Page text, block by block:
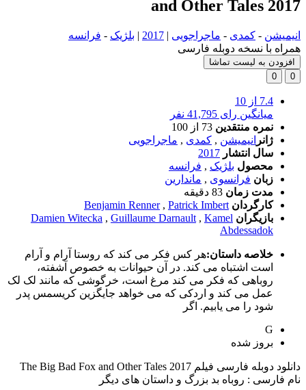
and Other Tales 2017
انیمیشن - کمدی - ماجراجویی |
2017
| بلژیک - فرانسه
همراه با نسخه دوبله فارسی
افزودن به لیست تماشا
0
0
7.4 از 10
میانگین رای 41,795 نفر
نمره منتقدین 73 از 100
ژانر انیمیشن , کمدی , ماجراجویی
سال انتشار 2017
محصول بلژیک , فرانسه
زبان فرانسوی , ماندارین
مدت زمان 83 دقیقه
کارگردان
Benjamin Renner, Patrick Imbert
بازیگران
Damien Witecka , Guillaume Darnault , Kamel
Abdessadok
خلاصه داستان:هر کس فکر می کند که روستا آرام و آرام
است اشتباه می کند. در آن حیوانات به خصوص آشفته،
روباهی که فکر می کند مرغ است، خرگوشی که مانند لک لک
عمل می کند و اردکی که می خواهد جایگزین کریسمس پدر
شود را می یابیم. اگر
G
بروز‌ شده
دانلود دوبله فارسی فیلم The Big Bad Fox and Other Tales 2017
نام فارسی : روباه بد بزرگ و داستان های دیگر